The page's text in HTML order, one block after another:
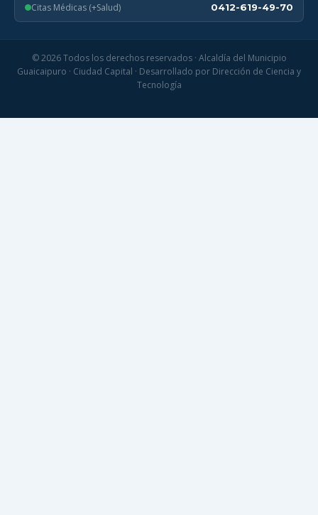
Citas Médicas (+Salud) 0412-619-49-70
© 2026 Todos los derechos reservados · Alcaldía del Municipio
Guaicaipuro · Ciudad Capital · Desarrollado por Dirección de Ciencia y
Tecnología